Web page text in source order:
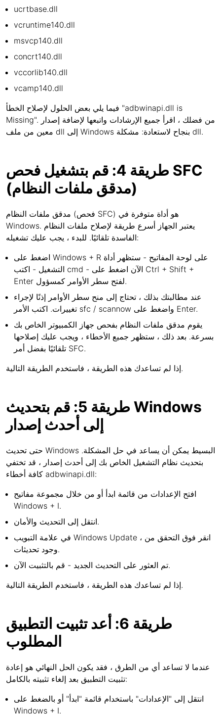
ucrtbase.dll
vcruntime140.dll
msvcp140.dll
concrt140.dll
vccorlib140.dll
vcamp140.dll
فيما يلي بعض الحلول لإصلاح الخطأ "adbwinapi.dll is
Missing". من فضلك ، اقرأ جميع الإرشادات واتبعها لإضافة إصدار
معين من ملف dll إلى Windows بنجاح لاستعادة: مشكلة dll.
طريقة 4: قم بتشغيل فحص SFC
(مدقق ملفات النظام)
مدقق ملفات النظام (فحص SFC) هو أداة متوفرة في
Windows. يعتبر الجهاز أسرع طريقة لإصلاح ملفات النظام
الفاسدة تلقائيًا. للبدء ، يجب عليك تشغيله:
اضغط على Windows + R على لوحة المفاتيح - ستظهر أداة
التشغيل - اكتب cmd - الآن اضغط على Ctrl + Shift +
Enter لفتح سطر الأوامر كمسؤول.
عند مطالبتك بذلك ، تحتاج إلى منح سطر الأوامر إذنًا لإجراء
تغييرات. اكتب الأمر sfc / scannow واضغط على Enter.
يقوم مدقق ملفات النظام بفحص جهاز الكمبيوتر الخاص بك
بسرعة. بعد ذلك ، ستظهر جميع الأخطاء ، ويجب عليك إصلاحها
تلقائيًا بفضل أمر SFC.
إذا لم تساعدك هذه الطريقة ، فاستخدم الطريقة التالية.
طريقة 5: قم بتحديث Windows
إلى أحدث إصدار
حتى تحديث Windows البسيط يمكن أن يساعد في حل المشكلة.
بتحديث نظام التشغيل الخاص بك إلى أحدث إصدار ، قد تختفي
كافة أخطاء adbwinapi.dll:
افتح الإعدادات من قائمة ابدأ أو من خلال مجموعة مفاتيح
Windows + I.
انتقل إلى التحديث والأمان.
في علامة التبويب Windows Update ، انقر فوق التحقق من
وجود تحديثات.
تم العثور على التحديث الجديد - قم بالتثبيت الآن.
إذا لم تساعدك هذه الطريقة ، فاستخدم الطريقة التالية.
طريقة 6: أعد تثبيت التطبيق
المطلوب
عندما لا تساعد أي من الطرق ، فقد يكون الحل النهائي هو إعادة
تثبيت التطبيق بعد إلغاء تثبيته بالكامل:
انتقل إلى "الإعدادات" باستخدام قائمة "ابدأ" أو بالضغط على
Windows + I.